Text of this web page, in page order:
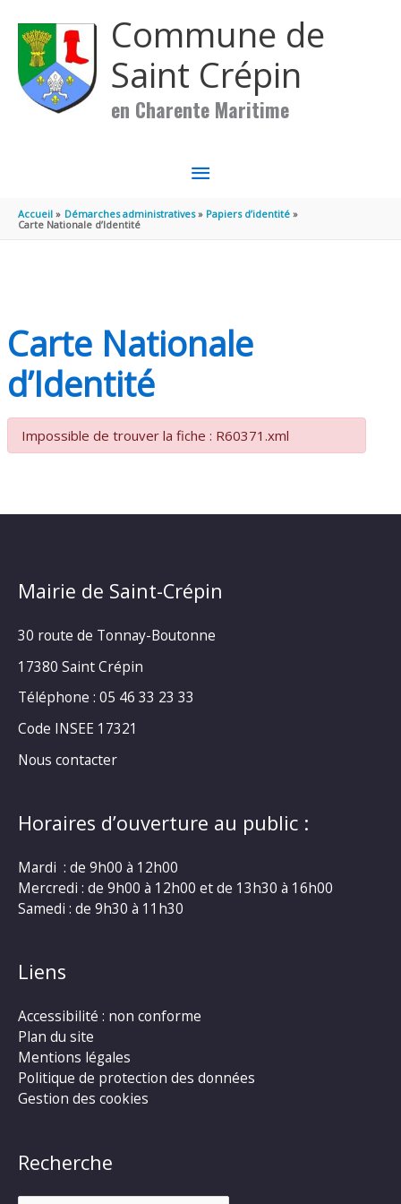
Commune de
Saint Crépin
en Charente Maritime
MENU
PRINCIPAL
Accueil Démarches administratives
Papiers d’identité
Carte Nationale d’Identité
Carte Nationale
d’Identité
Impossible de trouver la fiche : R60371.xml
Mairie de Saint-Crépin
30 route de Tonnay-Boutonne
17380 Saint Crépin
Téléphone : 05 46 33 23 33
Code INSEE 17321
Nous contacter
Horaires d’ouverture au public :
Mardi : de 9h00 à 12h00
Mercredi : de 9h00 à 12h00 et de 13h30 à 16h00
Samedi : de 9h30 à 11h30
Liens
Accessibilité : non conforme
Plan du site
Mentions légales
Politique de protection des données
Gestion des cookies
Recherche